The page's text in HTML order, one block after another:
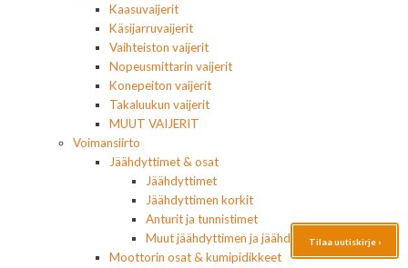
Kaasuvaijerit
Käsijarruvaijerit
Vaihteiston vaijerit
Nopeusmittarin vaijerit
Konepeiton vaijerit
Takaluukun vaijerit
MUUT VAIJERIT
Voimansiirto
Jäähdyttimet & osat
Jäähdyttimet
Jäähdyttimen korkit
Anturit ja tunnistimet
Muut jäähdyttimen ja jäähdytyksen osat
Moottorin osat & kumipidikkeet
Tilaa uutiskirje ›